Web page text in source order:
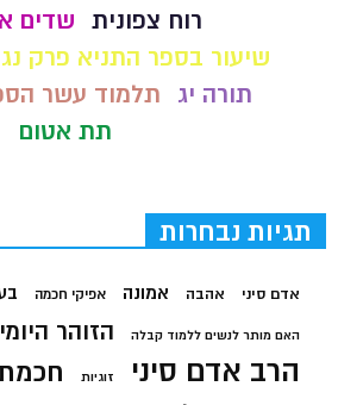
רוח צפונית
שדים
שיעור בספר התניא פרק נג
תורה יג
תלמוד עשר
תת אטום
תגיות נבחרות
אדם סיני אהבה אמונה אפיקי חכמה
האם מותר לנשים ללמוד קבלה הזוהר היומי
הרב אדם סיני זוגיות